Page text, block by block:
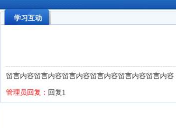
学习互动
留言内容留言内容留言内容留言内容留言内容留言内容
管理员回复： 回复1